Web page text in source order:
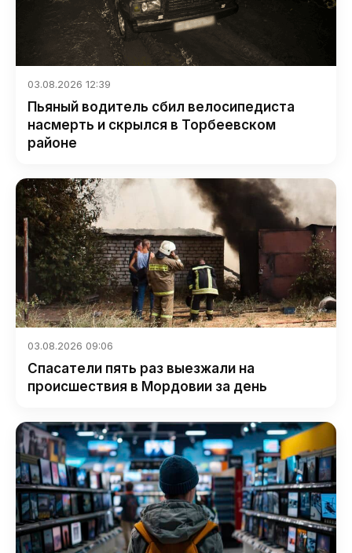
03.08.2026 12:39
Пьяный водитель сбил велосипедиста
насмерть и скрылся в Торбеевском
районе
03.08.2026 09:06
Спасатели пять раз выезжали на
происшествия в Мордовии за день